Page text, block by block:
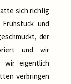
sich richtig
und
der
und wir
wir eigentlich
verbringen